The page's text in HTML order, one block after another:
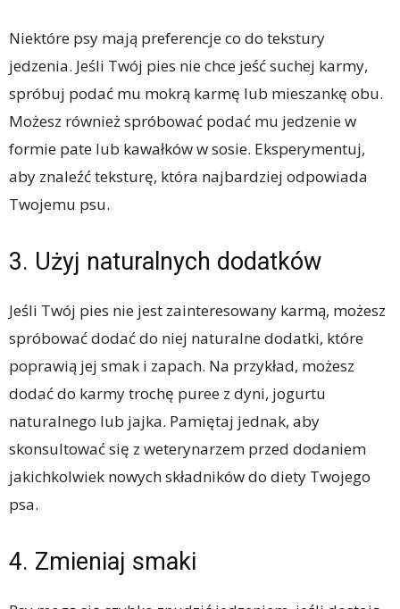
Niektóre psy mają preferencje co do tekstury
jedzenia. Jeśli Twój pies nie chce jeść suchej karmy,
spróbuj podać mu mokrą karmę lub mieszankę obu.
Możesz również spróbować podać mu jedzenie w
formie pate lub kawałków w sosie. Eksperymentuj,
aby znaleźć teksturę, która najbardziej odpowiada
Twojemu psu.
3. Użyj naturalnych dodatków
Jeśli Twój pies nie jest zainteresowany karmą, możesz
spróbować dodać do niej naturalne dodatki, które
poprawią jej smak i zapach. Na przykład, możesz
dodać do karmy trochę puree z dyni, jogurtu
naturalnego lub jajka. Pamiętaj jednak, aby
skonsultować się z weterynarzem przed dodaniem
jakichkolwiek nowych składników do diety Twojego
psa.
4. Zmieniaj smaki